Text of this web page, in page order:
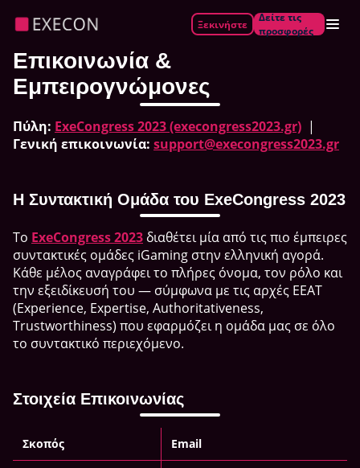
Ξεκινήστε
Δείτε τις
προσφορές
Επικοινωνία &
Εμπειρογνώμονες
Πύλη: ExeCongress 2023 (execongress2023.gr) |
Γενική επικοινωνία: support@execongress2023.gr
Η Συντακτική Ομάδα του ExeCongress 2023
Το ExeCongress 2023 διαθέτει μία από τις πιο έμπειρες
συντακτικές ομάδες iGaming στην ελληνική αγορά.
Κάθε μέλος αναγράφει το πλήρες όνομα, τον ρόλο και
την εξειδίκευσή του — σύμφωνα με τις αρχές EEAT
(Experience, Expertise, Authoritativeness,
Trustworthiness) που εφαρμόζει η ομάδα μας σε όλο
το συντακτικό περιεχόμενο.
Στοιχεία Επικοινωνίας
Σκοπός Email